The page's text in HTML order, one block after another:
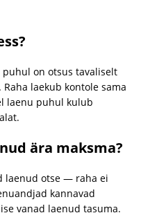
puhul on otsus tavaliselt
laekub kontole sama
laenu puhul kulub
ära maksma?
laenud otse — raha ei
kannavad
vanad laenud tasuma.